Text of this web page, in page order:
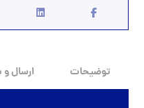
توضیحات ارسال